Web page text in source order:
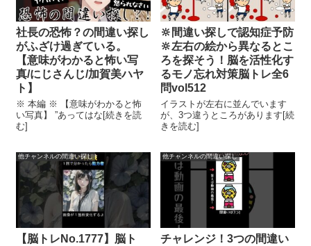
社長の恐怖？の間違い探し
がふざけ過ぎている。
【意味がわかると怖い写
真/にじさんじ/加賀美ハヤ
ト】
※ 本編 ※ 【意味がわかると怖
い写真】 ”あってはな[続きを読
む]
🔆間違い探しで認知症予防
🔆左右の絵から異なるとこ
ろを探そう！脳を活性化す
るモノ忘れ対策脳トレ全6
問vol512
イラストが左右に並んでいます
が、3つ違うところがあります[続
きを読む]
他チャンネルの間違い探し
【脳トレNo.1777】脳ト
他チャンネルの間違い探し
チャレンジ！3つの間違い